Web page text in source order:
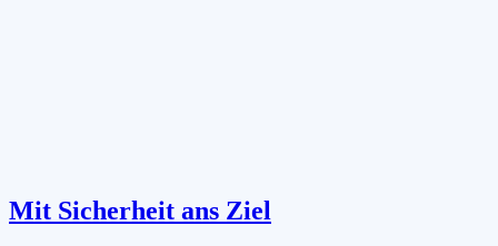
Mit Sicherheit ans Ziel